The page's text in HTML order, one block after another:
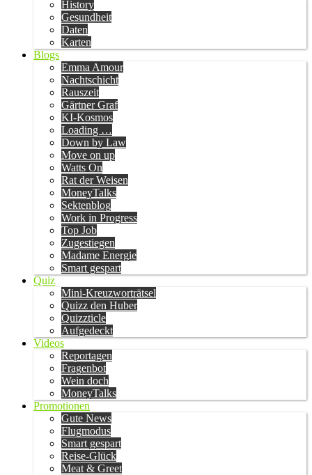
History
Gesundheit
Daten
Karten
Blogs
Emma Amour
Nachtschicht
Rauszeit
Gärtner Graf
KI-Kosmos
Loading …
Down by Law
Move on up
Watts On
Rat der Weisen
MoneyTalks
Sektenblog
Work in Progress
Top Job
Zugestiegen
Madame Energie
Smart gespart
Quiz
Mini-Kreuzworträtsel
Quizz den Huber
Quizzticle
Aufgedeckt
Videos
Reportagen
Fragenbot
Wein doch
MoneyTalks
Promotionen
Gute News
Flugmodus
Smart gespart
Reise-Glück
Meat & Greet